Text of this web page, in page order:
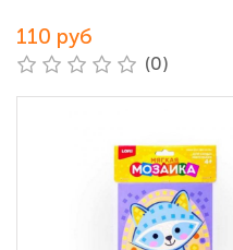
110 руб
(0)